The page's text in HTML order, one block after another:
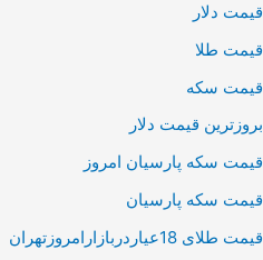
قیمت دلار
قیمت طلا
قیمت سکه
بروزترین قیمت دلار
قیمت سکه پارسیان امروز
قیمت سکه پارسیان
قیمت طلای 18عیاردربازارامروزتهران